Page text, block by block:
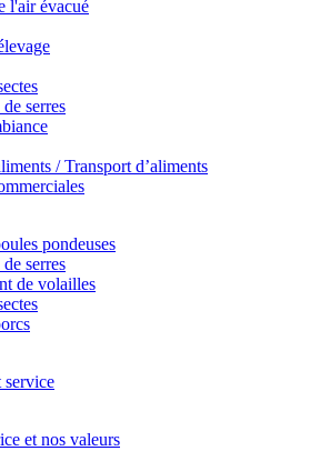
l'air évacué
serres
/ Transport d’aliments
pondeuses
serres
de volailles
service
et nos valeurs